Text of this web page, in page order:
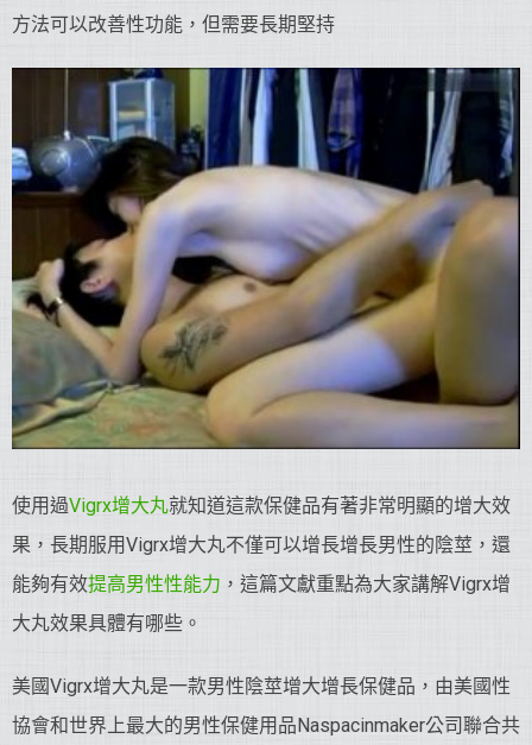
方法可以改善性功能，但需要長期堅持
使用過Vigrx增大丸就知道這款保健品有著非常明顯的增大效
果，長期服用Vigrx增大丸不僅可以增長增長男性的陰莖，還
能夠有效提高男性性能力 ，這篇文獻重點為大家講解Vigrx增
大丸效果具體有哪些。
美國Vigrx增大丸是一款男性陰莖增大增長保健品，由美國性
協會和世界上最大的男性保健用品Naspacinmaker公司聯合共